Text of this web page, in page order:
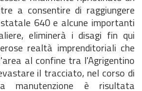
a consentire di raggiungere
640 e alcune importanti
eliminerà i disagi fin qui
realtà imprenditoriali che
al confine tra l'Agrigentino
il tracciato, nel corso di
è risultata